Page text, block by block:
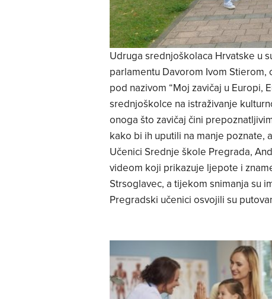
Udruga srednjoškolaca Hrvatske u
parlamentu Davorom Ivom
pod nazivom “Moj zavičaj u Europi,
srednjoškolce na istraživanje
onoga što zavičaj čini
kako bi ih uputili na manje
Učenici Srednje škole Pregrada,
videom koji prikazuje ljepote i
Strsoglavec, a tijekom snimanja su
Pregradski učenici osvojili su